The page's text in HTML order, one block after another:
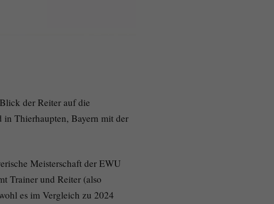
der Reiter auf die
Thierhaupten, Bayern mit der
Meisterschaft der EWU
Trainer und Reiter (also
es im Vergleich zu 2024